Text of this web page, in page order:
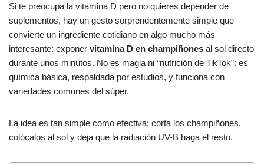
c
e
b
o
o
at
s
A
p
p
m
p
ar
tir
Si te preocupa la vitamina D pero no quieres depender de
suplementos, hay un gesto sorprendentemente simple que
convierte un ingrediente cotidiano en algo mucho más
interesante: exponer vitamina D en champiñones al sol directo
durante unos minutos. No es magia ni “nutrición de TikTok”: es
química básica, respaldada por estudios, y funciona con
variedades comunes del súper.
La idea es tan simple como efectiva: corta los champiñones,
colócalos al sol y deja que la radiación UV-B haga el resto.